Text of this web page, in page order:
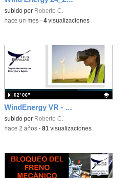
Contenido educativo.
subido por Roberto C.
-hace un mes- 4visualizaciones
WindEnergy VR - Desarrollo de proyecto en imágenes. 23/24
Contenido educativo.
subido por Roberto C.
02′ 06″
-hace 2 años- 81 visualizaciones